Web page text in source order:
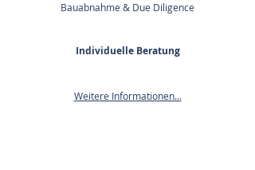
Bauabnahme & Due Diligence
Individuelle Beratung
Weitere Informationen...